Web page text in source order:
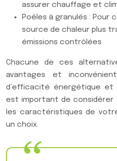
assurer chauffage et
Poêles à granulés : Pour
source de chaleur plus
émissions contrôlées
Chacune de ces
avantages et
d’efficacité énergétique et
est important de considérer
les caractéristiques de
un choix.